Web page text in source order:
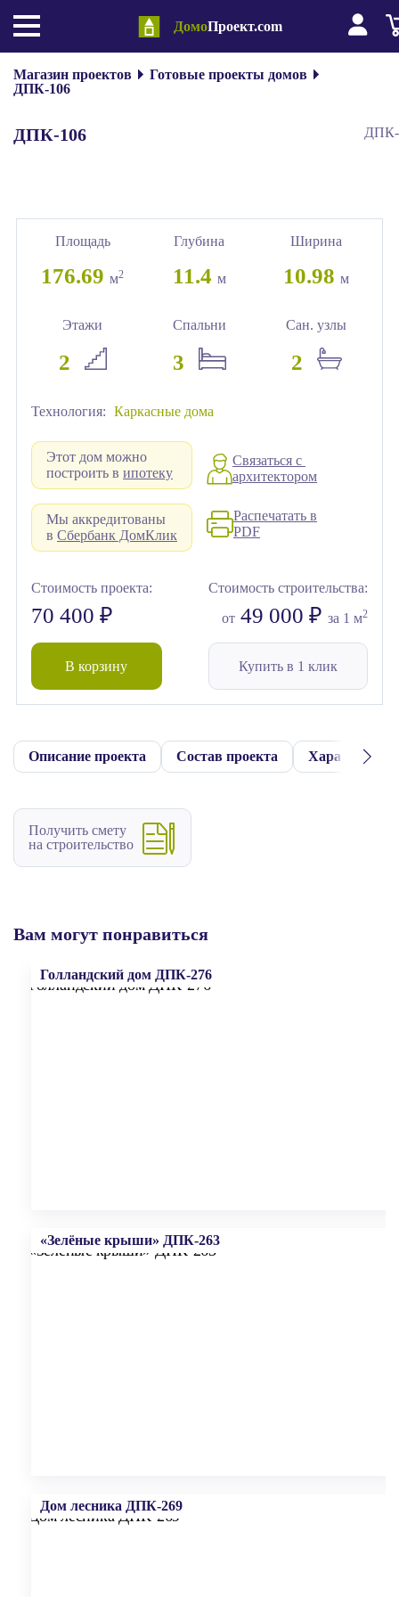
ДомоПроект.com
Магазин проектов
Готовые проекты домов
ДПК-106
ДПК-106 ДПК-
Площадь
176.69м2
Глубина
11.4 м
Ширина
10.98м
Этажи
2
Спальни
3
Сан. узлы
2
Технология: Каркасные дома
Этот дом можно
построить в ипотеку
Мы аккредитованы
в Сбербанк ДомКлик
Связаться с
архитектором
Распечатать в
PDF
Стоимость проекта:
70 400 ₽
В корзину
Стоимость строительства:
от 49 000 ₽ за 1 м2
Купить в 1 клик
Описание проекта Состав проекта
Получить смету
на строительство
Вам могут понравиться
Голландский дом ДПК-276
«Зелёные крыши» ДПК-263
Дом лесника ДПК-269